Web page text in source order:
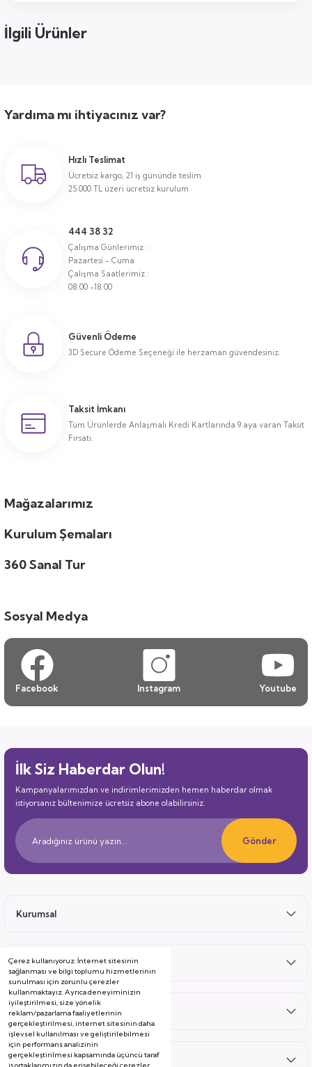
Çerez kullanıyoruz. İnternet sitesinin
sağlanması ve bilgi toplumu hizmetlerinin
sunulması için zorunlu çerezler
kullanmaktayız. Ayrıca deneyiminizin
iyileştirilmesi, size yönelik
reklam/pazarlama faaliyetlerinin
gerçekleştirilmesi, internet sitesinin daha
işlevsel kullanılması ve geliştirilebilmesi
için performans analizinin
gerçekleştirilmesi kapsamında üçüncü taraf
İlgili Ürünler
Yardıma mı ihtiyacınız var?
Hızlı Teslimat
Ücretsiz kargo, 21 iş gününde teslim
25.000 TL üzeri ücretsiz kurulum
444 38 32
Çalışma Günlerimiz :
Pazartesi - Cuma
Çalışma Saatlerimiz :
08.00 -18.00
Güvenli Ödeme
3D Secure Ödeme Seçeneği ile herzaman güvendesiniz.
Taksit İmkanı
Tüm Ürünlerde Anlaşmalı Kredi Kartlarında 9 aya varan Taksit
Fırsatı.
Mağazalarımız
Kurulum Şemaları
360 Sanal Tur
Sosyal Medya
Facebook Instagram Youtube
İlk Siz Haberdar Olun!
Kampanyalarımızdan ve indirimlerimizden hemen haberdar olmak
istiyorsanız bültenimize ücretsiz abone olabilirsiniz.
Gönder
Kurumsal
Satış Sonrası
Hizmetler
Kategoriler